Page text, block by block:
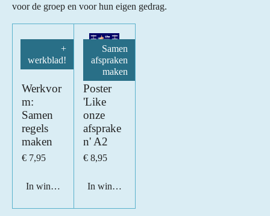
voor de groep en voor hun eigen gedrag.
+
werkblad!
Werkvor
m:
Samen
regels
maken
€ 7,95
In winkelwagen
Samen
afspraken
maken
Poster
'Like
onze
afsprake
n' A2
€ 8,95
In winkelwagen